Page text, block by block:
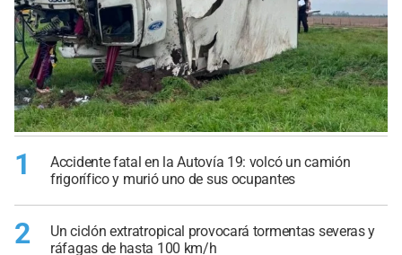
1
Accidente fatal en la Autovía 19: volcó un camión
frigorífico y murió uno de sus ocupantes
2
Un ciclón extratropical provocará tormentas severas y
ráfagas de hasta 100 km/h